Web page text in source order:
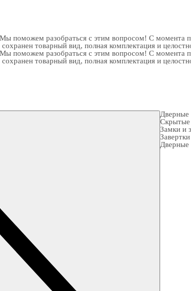
поможем разобраться с этим вопросом! С момента
товарный вид, полная комплектация и
поможем разобраться с этим вопросом! С момента
товарный вид, полная комплектация и
Дверные
Скрытые
Замки и
Дверные